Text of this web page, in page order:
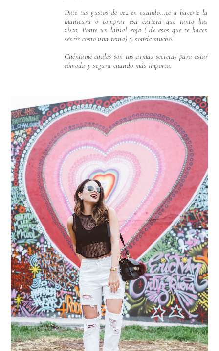
Date tus gustos de vez en cuando...ve a hacerte la
manicura o comprar esa cartera que tanto has
visto. Ponte un labial rojo ( de esos que te hacen
sentir como una reina) y sonríe mucho.
Cuéntame cuales son tus armas secretas para estar
cómoda y segura cuando más importa.